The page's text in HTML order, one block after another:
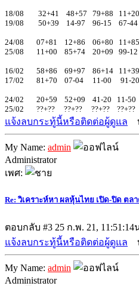
18/08 32+41 48+57 79+88 11+20
19/08 50+39 14-97 96-15 67-44
24/08 07+81 12+86 06+80 11+85
25/08 11+00 85+74 20+09 99-12
16/02 58+86 69+97 86+14 11+39
17/02 81+70 07-04 11-00 91-20
24/02 20+59 52+09 41-20 11-50
25/02 ??+?? ??+?? ??+?? ??+??
แจ้งลบกระทู้นี้หรือติดต่อผู้ดูแล
My Name: admin
Administrator
เพศ:
Re: วิเคราะห์หา ผลหุ้นไทย เปิด-ปิด ตล
ตอบกลับ #3 25 ก.พ. 21, 11:51:14
แจ้งลบกระทู้นี้หรือติดต่อผู้ดูแล
My Name: admin
Administrator